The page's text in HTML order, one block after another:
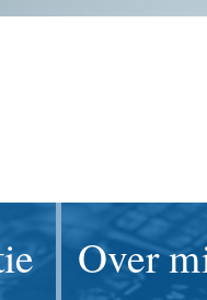
Over